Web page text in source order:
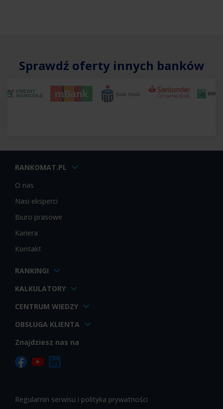
Sprawdź oferty innych banków
RANKOMAT.PL
O nas
Nasi eksperci
Biuro prasowe
Kariera
Kontakt
RANKINGI
KALKULATORY
CENTRUM WIEDZY
OBSŁUGA KLIENTA
Znajdziesz nas na
Regulamin serwisu i polityka prywatności